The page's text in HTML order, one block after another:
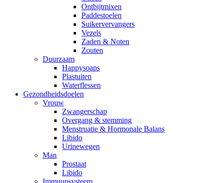
Ontbijtmixen
Paddestoelen
Suikervervangers
Vezels
Zaden & Noten
Zouten
Duurzaam
Happysoaps
Plastuiten
Waterflessen
Gezondheidsdoelen
Vrouw
Zwangerschap
Overgang & stemming
Menstruatie & Hormonale Balans
Libido
Urinewegen
Man
Prostaat
Libido
Immuunsysteem